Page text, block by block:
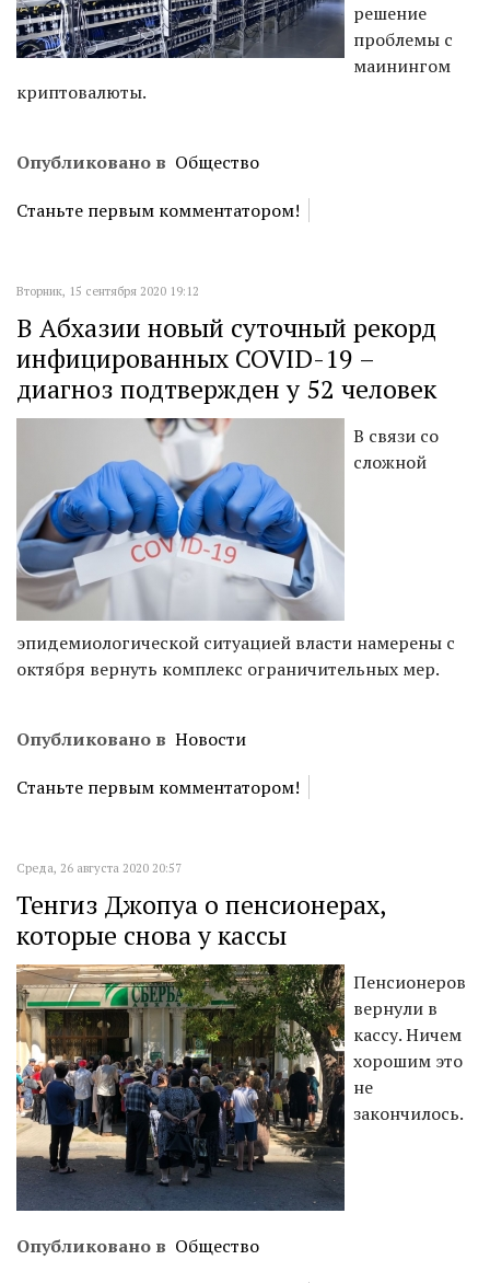
решение
проблемы с
маинингом
криптовалюты.
Опубликовано в Общество
Станьте первым комментатором!
Вторник, 15 сентября 2020 19:12
В Абхазии новый суточный рекорд
инфицированных COVID-19 –
диагноз подтвержден у 52 человек
В связи со
сложной
эпидемиологической ситуацией власти намерены с
октября вернуть комплекс ограничительных мер.
Опубликовано в Новости
Станьте первым комментатором!
Среда, 26 августа 2020 20:57
Тенгиз Джопуа о пенсионерах,
которые снова у кассы
Пенсионеров
вернули в
кассу. Ничем
хорошим это
не
закончилось.
Опубликовано в Общество